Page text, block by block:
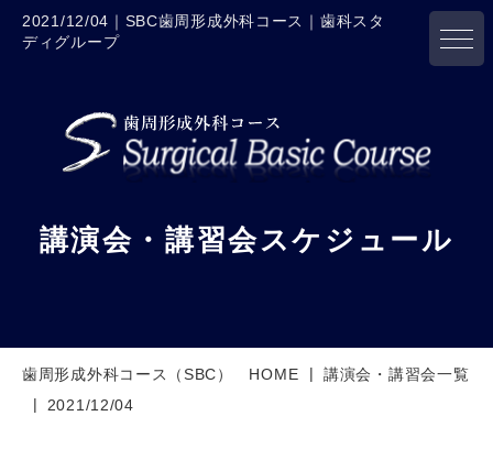
2021/12/04｜SBC歯周形成外科コース｜歯科スタ
ディグループ
講演会・講習会スケジュール
歯周形成外科コース（SBC） HOME
講演会・講習会一覧
2021/12/04